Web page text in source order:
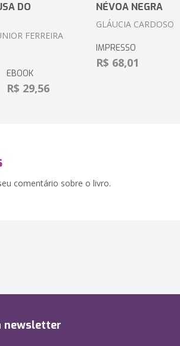
DO
FERREIRA
EBOOK
R$ 29,56
NÉVOA NEGRA
GLÁUCIA CARDOSO
IMPRESSO
R$ 68,01
comentário sobre o livro.
newsletter